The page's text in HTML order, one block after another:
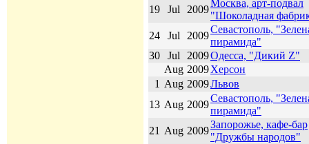
19
Jul 2009
Москва, арт-подвал
"Шоколадная
24
Jul 2009
Севастополь,
пирамида"
30
Jul 2009Одесса, "Дикий Z"
Aug 2009Херсон
1 Aug 2009Львов
13 Aug 2009
Севастополь,
пирамида"
21 Aug 2009
Запорожье, кафе-бар
"Дружбы народов"